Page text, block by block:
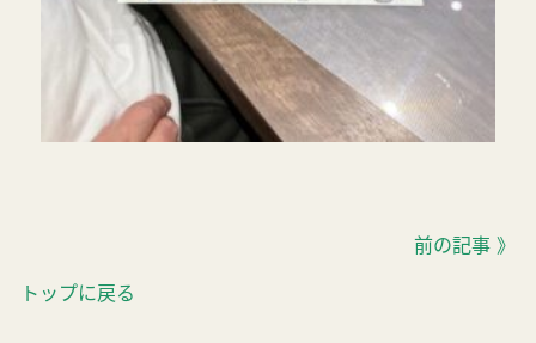
トップに戻る
前の記事 》